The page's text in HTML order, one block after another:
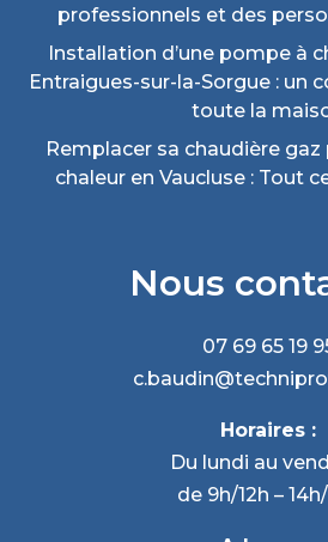
professionnels et des
Installation d’une pompe à
Entraigues-sur-la-Sorgue : un
toute la
Remplacer sa chaudière
chaleur en Vaucluse : Tout
Nous
07 69 65 19
Horaires :
Du lundi au
de 9h/12h –